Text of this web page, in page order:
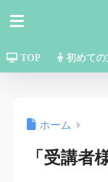
TOP 初めての
ホーム
「受講者